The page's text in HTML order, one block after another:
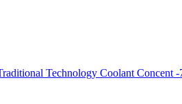
Technology Coolant Concent